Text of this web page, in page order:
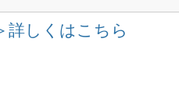
詳しくはこちら